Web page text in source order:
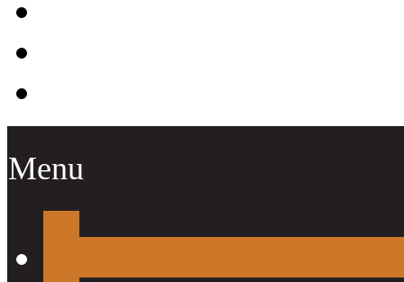
Menu